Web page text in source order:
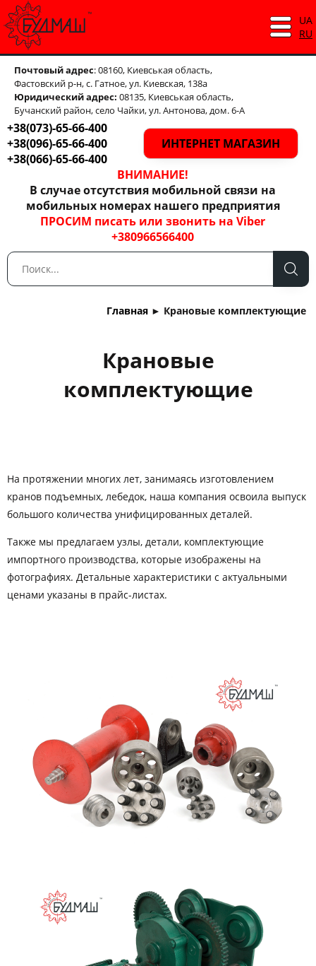
Почтовый адрес: 08160, Киевськая область,
Фастовский р-н, с. Гатное, ул. Киевская, 138а
Юридический адрес: 08135, Киевськая область,
Бучанский район, село Чайки, ул. Антонова, дом. 6-А
+38(073)-65-66-400
+38(096)-65-66-400
+38(066)-65-66-400
ИНТЕРНЕТ МАГАЗИН
ВНИМАНИЕ!
В случае отсутствия мобильной связи на
мобильных номерах нашего предприятия
ПРОСИМ писать или звонить на Viber
+380966566400
UA
RU
Главная ► Крановые комплектующие
Крановые
комплектующие
На протяжении многих лет, занимаясь изготовлением
кранов подъемных, лебедок, наша компания освоила выпуск
большого количества унифицированных деталей.
Также мы предлагаем узлы, детали, комплектующие
импортного производства, которые изображены на
фотографиях. Детальные характеристики с актуальными
ценами указаны в прайс-листах.